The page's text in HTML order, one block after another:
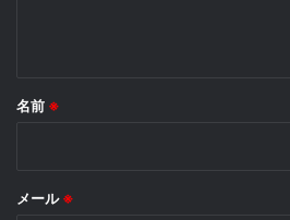
名前 ※
メール※